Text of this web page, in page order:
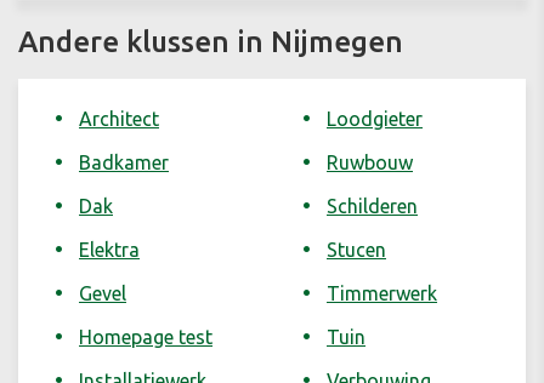
Andere klussen in Nijmegen
Architect
Badkamer
Dak
Elektra
Gevel
Homepage test
Loodgieter
Ruwbouw
Schilderen
Stucen
Timmerwerk
Tuin